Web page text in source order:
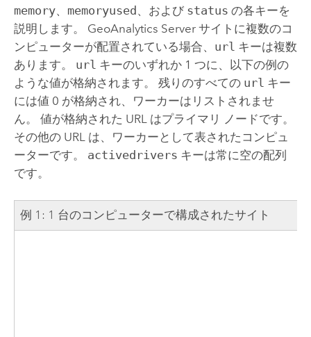
memory、 memoryused、および status の各キーを
説明します。 GeoAnalytics Serverサイトに複数のコ
ンピューターが配置されている場合、 url キーは複数
あります。 url キーのいずれか 1 つに、以下の例の
ような値が格納されます。 残りのすべての url キー
には値 0 が格納され、ワーカーはリストされませ
ん。 値が格納された URL はプライマリ ノードです。
その他の URL は、ワーカーとして表されたコンピュ
ーターです。 activedrivers キーは常に空の配列
です。
例 1: 1 台のコンピューターで構成されたサイト